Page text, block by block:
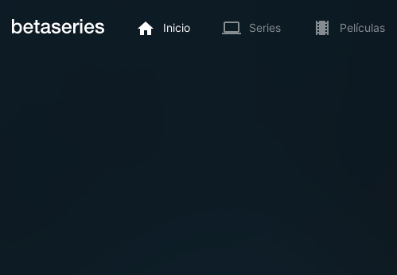
Inicio Series Películas